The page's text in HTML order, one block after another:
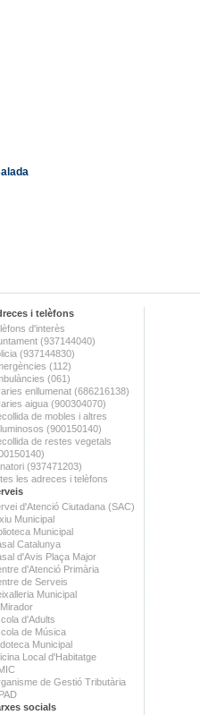
i telèfons
d'interès
(937144040)
(937144830)
(112)
(061)
enllumenat (686216138)
aigua (900304070)
de mobles i altres
(900150140)
de restes vegetals
(937471203)
les adreces i telèfons
d'Atenció Ciutadana (SAC)
Municipal
Municipal
Catalunya
d'Avis Plaça Major
d'Atenció Primària
de Serveis
Municipal
d'Adults
de Música
Municipal
Local d'Habitatge
de Gestió Tributària
socials